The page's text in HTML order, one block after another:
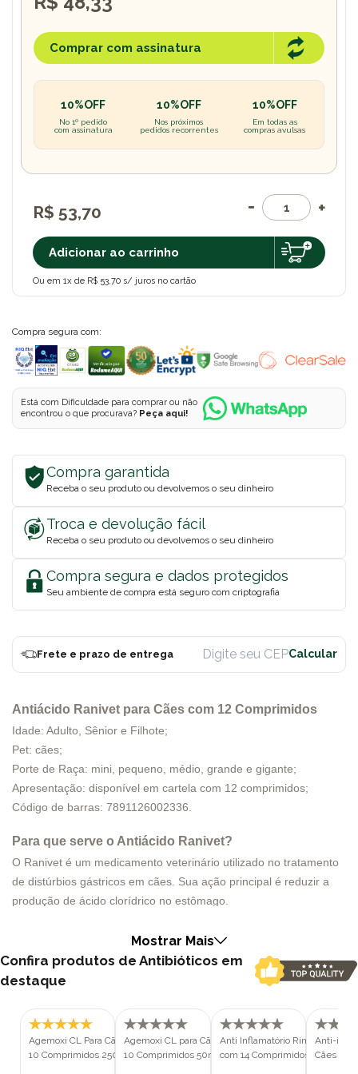
R$ 53,70
Adicionar ao carrinho
Ou em 1x de R$ 53,70 s/ juros no cartão
Comprar com assinatura
10%OFF
No 1º pedido
com assinatura
10%OFF
Nos próximos
pedidos recorrentes
10%OFF
Em todas as
compras avulsas
Compra segura com:
Está com Dificuldade para comprar ou não
encontrou o que procurava? Peça aqui!
Compra garantida
Receba o seu produto ou devolvemos o seu dinheiro
Troca e devolução fácil
Receba o seu produto ou devolvemos o seu dinheiro
Compra segura e dados protegidos
Seu ambiente de compra está seguro com criptografia
Frete e prazo de entrega
Antiácido Ranivet para Cães com 12 Comprimidos
Idade: Adulto, Sênior e Filhote;
Pet: cães;
Porte de Raça: mini, pequeno, médio, grande e gigante;
Apresentação: disponível em cartela com 12 comprimidos;
Código de barras: 7891126002336.
Para que serve o Antiácido Ranivet?
O Ranivet é um medicamento veterinário utilizado no tratamento
de distúrbios gástricos em cães. Sua ação principal é reduzir a
produção de ácido clorídrico no estômago.
gastrites erosivas relacionadas ao stress e condições
hipersecretoras, como gastrinoma ou a mastocitose sistêmica.
Esse fármaco também é utilizado em distúrbios de refluxo
insuficiência pancreática exócrina, a ranitidina, se administrada
cerca de 30 minutos antes da refeição, impede a hidrólise
enzimática e ácida de substituição das enzimas pancreáticas do
Mostrar Mais
Confira produtos de Antibióticos em
destaque
Agemoxi CL Para Cães E Gatos Com
10 Comprimidos 250mg
Agemoxi CL para Cães e Gatos com
10 Comprimidos 50mg
Anti Inflamatório Rimadyl para
com 14 Comprimidos 25mg
Anti-
Cães